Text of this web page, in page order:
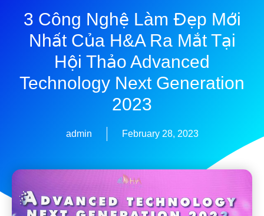
3 Công Nghệ Làm Đẹp Mới
Nhất Của H&A Ra Mắt Tại
Hội Thảo Advanced
Technology Next Generation
2023
admin February 28, 2023